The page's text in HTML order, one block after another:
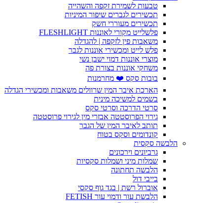
טבעות לשמירת זקפה והשהייה
תכשירים לגברים שיפור המיניות
תכשירים מעוררי חשק
פלשלייט מקורי לאוננות FLESHLIGHT
משאבות פין לזקפה | להגדלה
פלש לייט ומכשירי אוננות לגבר
מוצרי אוננות דמוי ישבן נשי
משחקי אוננות בצורת פה
בובות סקס ❤️ מחרמנות
הארכת איבר המין שרוולים משאבות ומכשירי הגדלה
בשמים למשיכה מינית
סרטי הדרכה וסרטי סקס
גירוי הפרוסטטה אבזרי מין לגירוי פרוסטטה
תותב לאיבר המין של הגבר
קונדומים וסקס בטוח
הלבשה סקסית
גרביונים וירכונים
שמלות מיני ושמלות סקסיות
הלבשה תחתונה
בייבי דול
אוברול רשת | בגד גוף סקסי
הלבשת עור ודמוי עור FETISH